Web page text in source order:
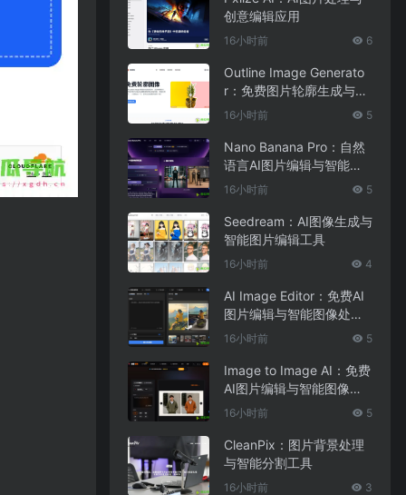
创意编辑应用
16小时前 6
Outline Image Generato
r：免费图片轮廓生成与在
线图像编辑工具
16小时前 5
Nano Banana Pro：自然
语言AI图片编辑与智能图
像处理工具
16小时前 5
Seedream：AI图像生成与
智能图片编辑工具
16小时前 4
AI Image Editor：免费AI
图片编辑与智能图像处理
工具
16小时前 5
Image to Image AI：免费
AI图片编辑与智能图像处
理工具
16小时前 5
CleanPix：图片背景处理
与智能分割工具
16小时前 3